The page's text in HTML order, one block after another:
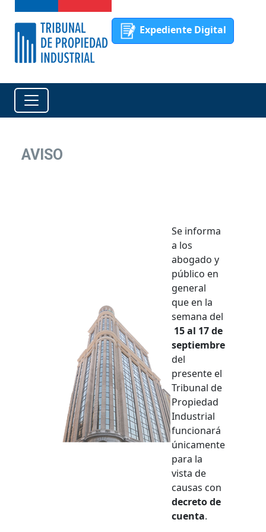
Expediente Digital
AVISO
Se informa
a los
abogado y
público en
general
que en la
semana del
15 al 17 de
septiembre
del
presente el
Tribunal de
Propiedad
Industrial
funcionará
únicamente
para la
vista de
causas con
decreto de
cuenta.